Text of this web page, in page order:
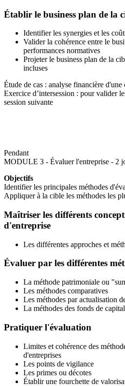
Établir le business plan de la
Identifier les synergies et les
Valider la cohérence entre le
performances normatives
Projeter le business plan de la
incluses
Étude de cas : analyse financière d'une
Exercice d’intersession : pour valider
session suivante
Pendant
MODULE 3 - Évaluer l'entreprise - 2
Objectifs
Identifier les principales méthodes
Appliquer à la cible les méthodes les
Maîtriser les différents
d'entreprise
Les différentes approches et
Évaluer par les différentes
La méthode patrimoniale ou
Les méthodes comparatives
Les méthodes par actualisation
La méthodes des fonds de
Pratiquer l'évaluation
Limites et cohérence des
d'entreprises
Les points de vigilance
Les primes ou décotes
Établir une fourchette de